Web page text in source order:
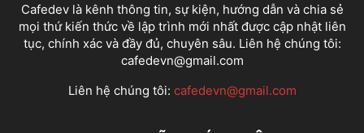
Cafedev là kênh thông tin, sự kiện, hướng dẫn và chia sẻ
mọi thứ kiến thức về lập trình mới nhất được cập nhật liên
tục, chính xác và đầy đủ, chuyên sâu. Liên hệ chúng tôi:
cafedevn@gmail.com
Liên hệ chúng tôi: cafedevn@gmail.com